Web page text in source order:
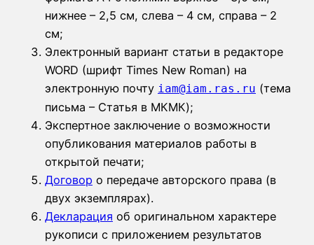
нижнее – 2,5 см, слева – 4 см, справа – 2
см;
Электронный вариант статьи в редакторе
WORD (шрифт Times New Roman) на
электронную почту iam@iam.ras.ru (тема
письма – Статья в МКМК);
Экспертное заключение о возможности
опубликования материалов работы в
открытой печати;
Договор о передаче авторского права (в
двух экземплярах).
Декларация об оригинальном характере
рукописи с приложением результатов